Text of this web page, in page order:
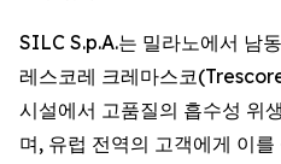
SILC S.p.A.는 밀라노에서 남
레스코레 크레마스코
시설에서 고품질의 흡수성 위
며, 유럽 전역의 고객에게 이